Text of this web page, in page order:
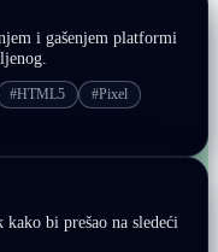
i gašenjem platformi
#HTML5
#Pixel
bi prešao na sledeći